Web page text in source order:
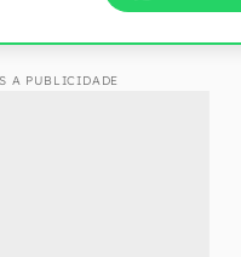
A PUBLICIDADE